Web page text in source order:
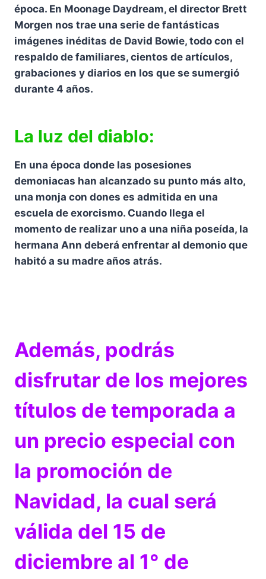
época. En Moonage Daydream, el director Brett
Morgen nos trae una serie de fantásticas
imágenes inéditas de David Bowie, todo con el
respaldo de familiares, cientos de artículos,
grabaciones y diarios en los que se sumergió
durante 4 años.
La luz del diablo:
En una época donde las posesiones
demoniacas han alcanzado su punto más alto,
una monja con dones es admitida en una
escuela de exorcismo. Cuando llega el
momento de realizar uno a una niña poseída, la
hermana Ann deberá enfrentar al demonio que
habitó a su madre años atrás.
Además, podrás
disfrutar de los mejores
títulos de temporada a
un precio especial con
la promoción de
Navidad, la cual será
válida del 15 de
diciembre al 1° de